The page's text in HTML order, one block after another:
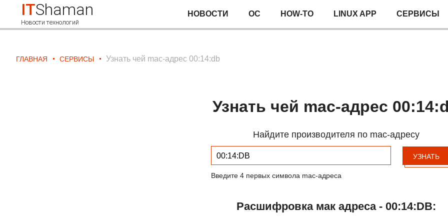
ITShaman
Новости технологий
НОВОСТИ ОС HOW-TO LINUX APP СЕРВИСЫ
ГЛАВНАЯ СЕРВИСЫ Узнать чей mac-адрес 00:14:db
Узнать чей mac-адрес
Найдите производителя по mac-адресу
УЗНАТЬ
Введите 4 первых символа mac-адреса
Расшифровка мак адреса - 00:14:DB: